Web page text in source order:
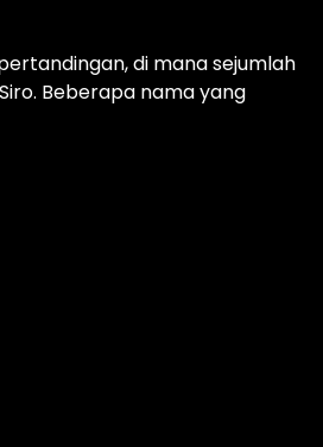
di mana sejumlah
Beberapa nama yang